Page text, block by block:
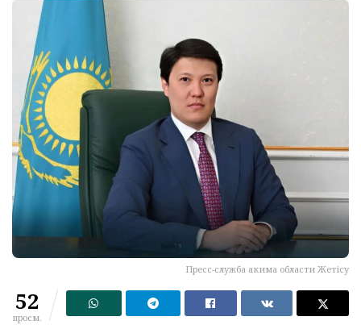
Пресс-служба акима области Жетісу
52
просм.